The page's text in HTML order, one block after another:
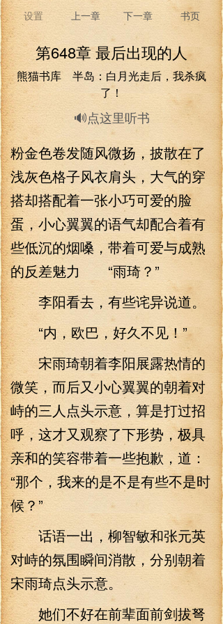
设置 上一章 下一章 书页
第648章 最后出现的人
熊猫书库 半岛：白月光走后，我杀疯
了！
🔊点这里听书
粉金色卷发随风微扬，披散在了
浅灰色格子风衣肩头，大气的穿
搭却搭配着一张小巧可爱的脸
蛋，小心翼翼的语气却配合着有
些低沉的烟嗓，带着可爱与成熟
的反差魅力 “雨琦？”
李阳看去，有些诧异说道。
“内，欧巴，好久不见！”
宋雨琦朝着李阳展露热情的
微笑，而后又小心翼翼的朝着对
峙的三人点头示意，算是打过招
呼，这才又观察了下形势，极具
亲和的笑容带着一些抱歉，道：
“那个，我来的是不是有些不是时
候？”
话语一出，柳智敏和张元英
对峙的氛围瞬间消散，分别朝着
宋雨琦点头示意。
她们不好在前辈面前剑拔弩